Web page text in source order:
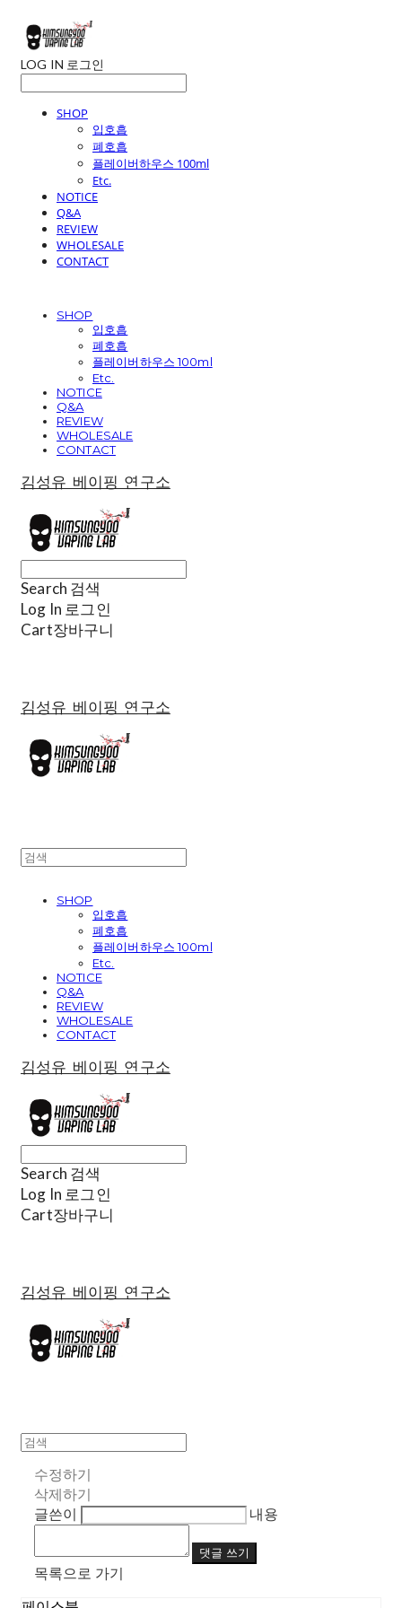
LOG IN 로그인
SHOP
입호흡
폐호흡
플레이버하우스 100ml
Etc.
NOTICE
Q&A
REVIEW
WHOLESALE
CONTACT
SHOP
입호흡
폐호흡
플레이버하우스 100ml
Etc.
NOTICE
Q&A
REVIEW
WHOLESALE
CONTACT
김성유 베이핑 연구소
Search 검색
Log In 로그인
Cart장바구니
김성유 베이핑 연구소
SHOP
입호흡
폐호흡
플레이버하우스 100ml
Etc.
NOTICE
Q&A
REVIEW
WHOLESALE
CONTACT
김성유 베이핑 연구소
Search 검색
Log In 로그인
Cart장바구니
김성유 베이핑 연구소
수정하기
삭제하기
글쓴이
내용
댓글 쓰기
목록으로 가기